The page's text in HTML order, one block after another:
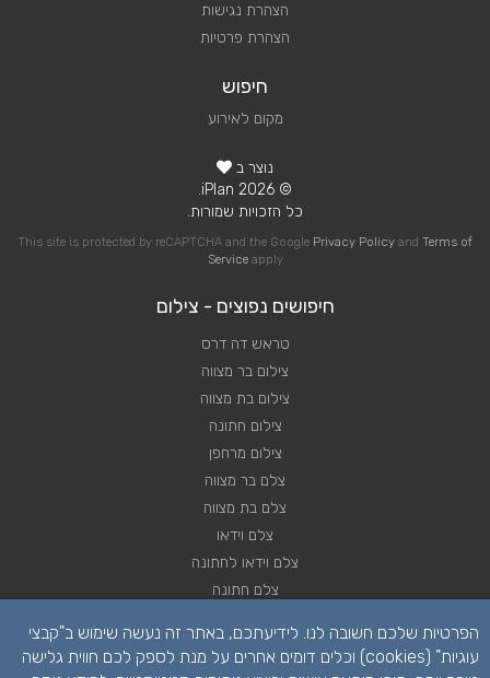
הצהרת נגישות
הצהרת פרטיות
חיפוש
מקום לאירוע
נוצר ב
© 2026 iPlan.
כל הזכויות שמורות.
This site is protected by reCAPTCHA and the Google Privacy Policy and Terms of
Serviceapply
חיפושים נפוצים - צילום
טראש דה דרס
צילום בר מצווה
צילום בת מצווה
צילום חתונה
צילום מרחפן
צלם בר מצווה
צלם בת מצווה
צלם וידאו
צלם וידאו לחתונה
צלם חתונה
צלם סטילס
הפרטיות שלכם חשובה לנו. לידיעתכם, באתר זה נעשה שימוש ב"קבצי
עוגיות" (cookies) וכלים דומים אחרים על מנת לספק לכם חווית גלישה